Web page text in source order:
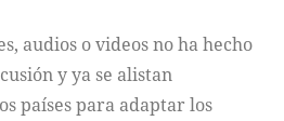
audios o videos no ha hecho
y ya se alistan
países para adaptar los